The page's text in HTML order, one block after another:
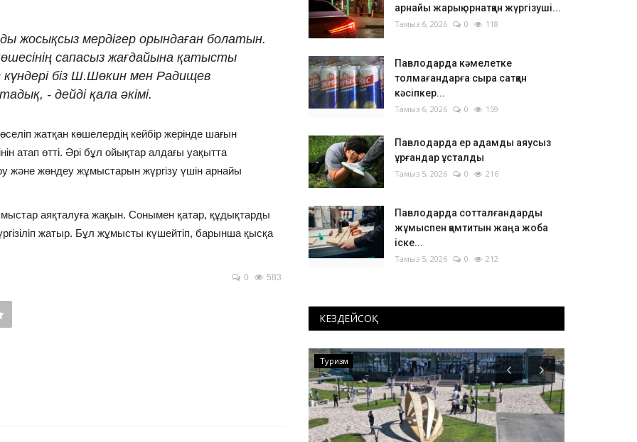
жосықсыз мердігер орындаған болатын.
сапасыз жағдайына қатысты
біз Ш.Шөкин мен Радищев
- дейді қала әкімі.
жатқан көшелердің кейбір жерінде шағын
атап өтті. Әрі бұл ойықтар алдағы уақытта
және жөндеу жұмыстарын жүргізу үшін арнайы
аяқталуға жақын. Сонымен қатар, құдықтарды
жатыр. Бұл жұмысты күшейтіп, барынша қысқа
0 583
арнайы жарық орнатқан жүргізуші...
Тамыз 6, 2026 0 118
Павлодарда кәмелетке
толмағандарға сыра сатқан
кәсіпкер...
Тамыз 6, 2026 0 159
Павлодарда ер адамды аяусыз
ұрғандар ұсталды
Тамыз 5, 2026 0 216
Павлодарда сотталғандарды
жұмыспен қамтитын жаңа жоба
іске...
Тамыз 5, 2026 0 212
КЕЗДЕЙСОҚ
Туризм